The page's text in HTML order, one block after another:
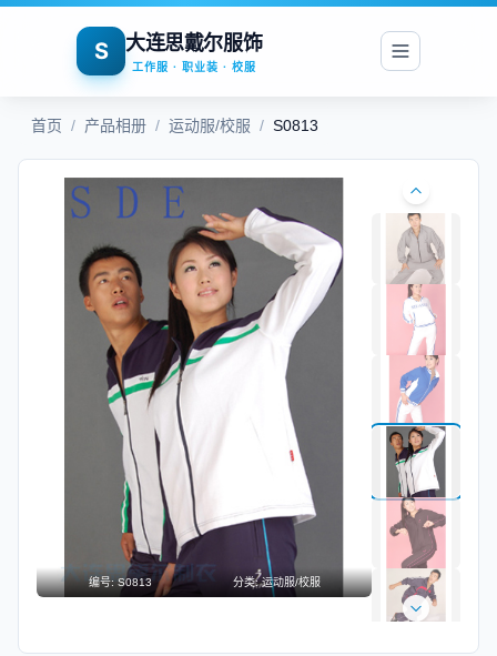
S 大连思戴尔服饰
工作服 · 职业装 · 校服
首页 / 产品相册 / 运动服/校服 / S0813
编号:S0813 分类:运动服/校服